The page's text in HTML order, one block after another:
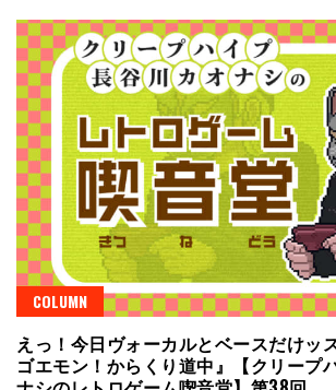
COLUMN
えっ！今日ヴォーカルとベースだけッ
ゴエモン！からくり道中』【クリープ